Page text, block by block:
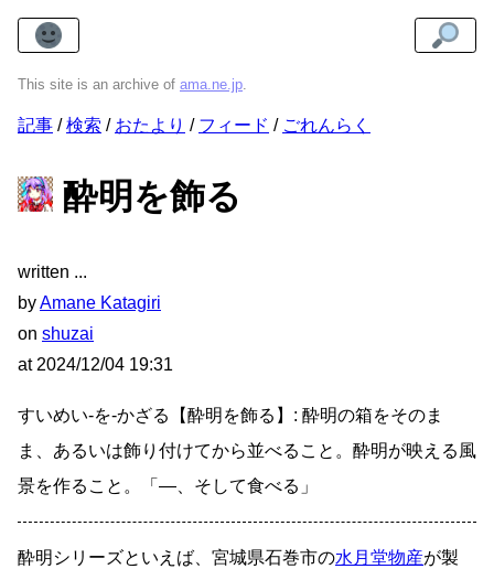
This site is an archive of ama.ne.jp.
記事 検索 おたより フィード ごれんらく
酔明を飾る
written
byAmane Katagiri
on shuzai
at 2024/12/04 19:31
すいめい-を-かざる【酔明を飾る】: 酔明の箱をそのま
ま、あるいは飾り付けてから並べること。酔明が映える風
景を作ること。「―、そして食べる」
酔明シリーズといえば、宮城県石巻市の水月堂物産が製